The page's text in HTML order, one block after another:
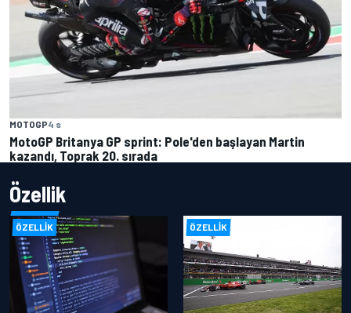
MOTOGP4 s
MotoGP Britanya GP sprint: Pole'den başlayan Martin
kazandı, Toprak 20. sırada
Özellik
ÖZELLIK ÖZELLIK